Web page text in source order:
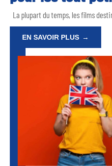
La plupart du temps, les films
EN SAVOIR PLUS